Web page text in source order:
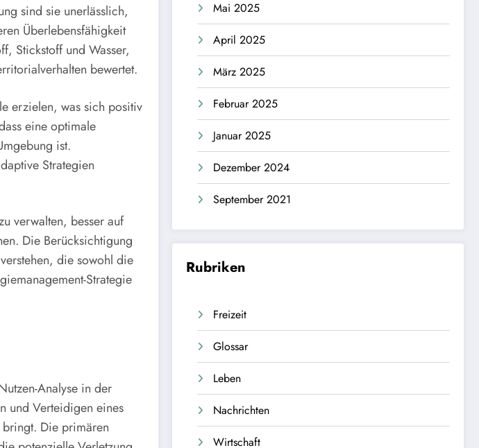
sind sie unerlässlich,
Überlebensfähigkeit
Stickstoff und Wasser,
bewertet.
erzielen, was sich positiv
eine optimale
ist.
Strategien
verwalten, besser auf
Die Berücksichtigung
die sowohl die
Strategie
Analyse in der
und Verteidigen eines
bringt. Die primären
Mai 2025
April 2025
März 2025
Februar 2025
Januar 2025
Dezember 2024
September 2021
Rubriken
Freizeit
Glossar
Leben
Nachrichten
Wirtschaft